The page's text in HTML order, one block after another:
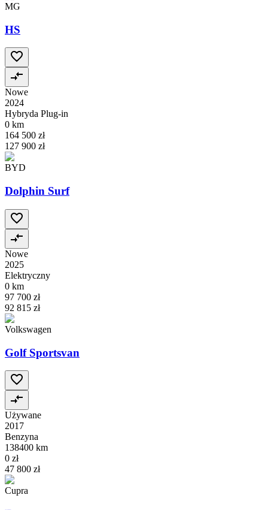
MG
HS
Nowe
2024
Hybryda Plug-in
0 km
164 500 zł
127 900 zł
BYD
Dolphin Surf
Nowe
2025
Elektryczny
0 km
97 700 zł
92 815 zł
Volkswagen
Golf Sportsvan
Używane
2017
Benzyna
138400 km
0 zł
47 800 zł
Cupra